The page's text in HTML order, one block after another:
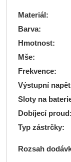
Materiál:
Barva:
Hmotnost:
Mše:
Frekvence:
Výstupní
Sloty na
Dobíjecí proud:
Typ zástrčky:
Rozsah